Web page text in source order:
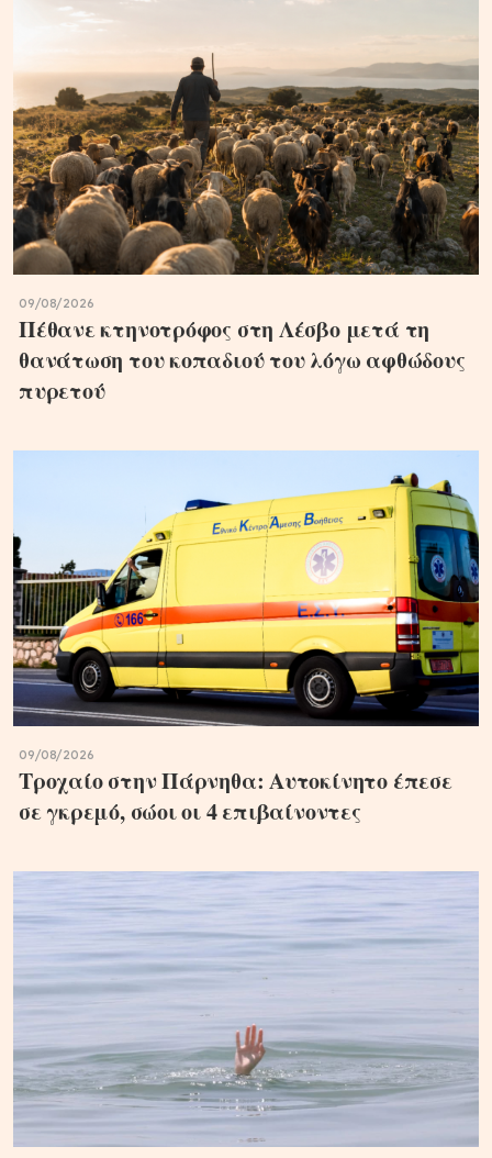
09/08/2026
Πέθανε κτηνοτρόφος στη Λέσβο μετά τη
θανάτωση του κοπαδιού του λόγω αφθώδους
πυρετού
09/08/2026
Τροχαίο στην Πάρνηθα: Αυτοκίνητο έπεσε
σε γκρεμό, σώοι οι 4 επιβαίνοντες